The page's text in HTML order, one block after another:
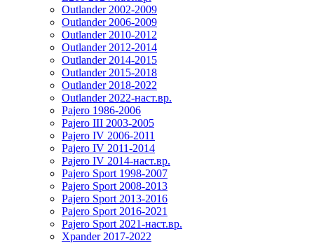
Outlander 2002-2009
Outlander 2006-2009
Outlander 2010-2012
Outlander 2012-2014
Outlander 2014-2015
Outlander 2015-2018
Outlander 2018-2022
Outlander 2022-наст.вр.
Pajero 1986-2006
Pajero III 2003-2005
Pajero IV 2006-2011
Pajero IV 2011-2014
Pajero IV 2014-наст.вр.
Pajero Sport 1998-2007
Pajero Sport 2008-2013
Pajero Sport 2013-2016
Pajero Sport 2016-2021
Pajero Sport 2021-наст.вр.
Xpander 2017-2022